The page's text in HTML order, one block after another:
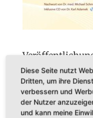
BÜCHER
CDs
Konzerte
Diese Seite nutzt
Dritten, um ihre
verbessern und
der Nutzer
und kann meine